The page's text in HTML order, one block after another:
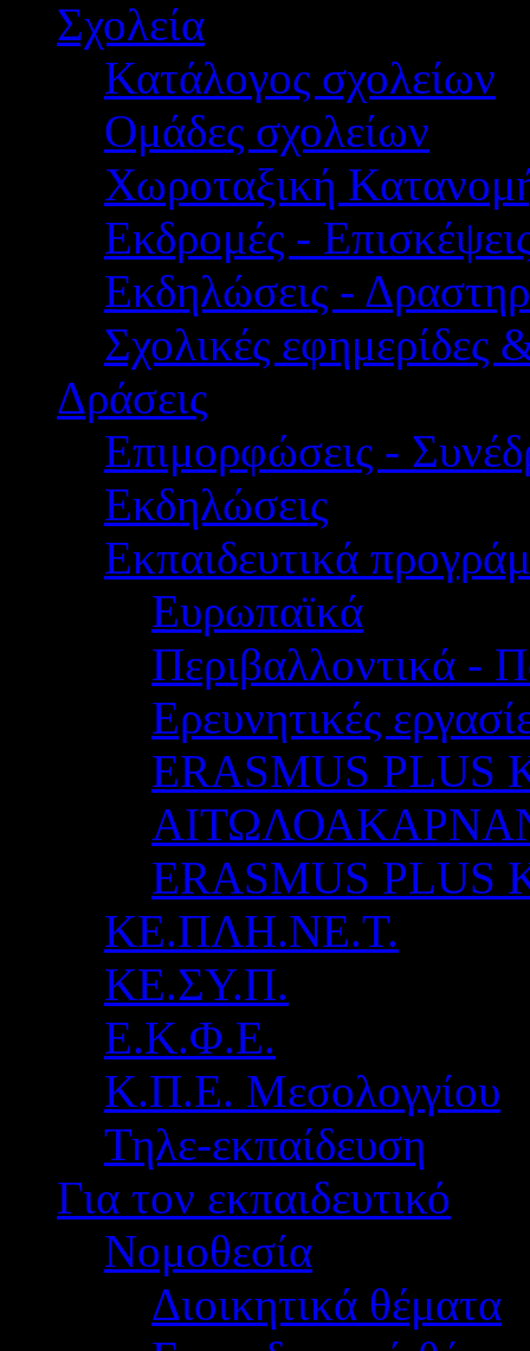
Σχολεία
Κατάλογος σχολείων
Ομάδες σχολείων
Χωροταξική
Εκδρομές -
Εκδηλώσεις -
Σχολικές εφημερίδες
Δράσεις
Επιμορφώσεις -
Εκδηλώσεις
Εκπαιδευτικά
Ευρωπαϊκά
Περιβαλλοντικά -
Ερευνητικές
ERASMUS PLUS
ERASMUS
ΚΕ.ΠΛΗ.ΝΕ.Τ.
ΚΕ.ΣΥ.Π.
Ε.Κ.Φ.Ε.
Κ.Π.Ε. Μεσολογγίου
Τηλε-εκπαίδευση
Για τον εκπαιδευτικό
Νομοθεσία
Διοικητικά θέματα